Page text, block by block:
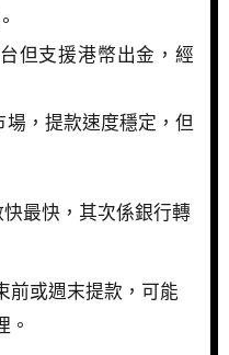
但支援港幣出金，經
場，提款速度穩定，但
快最快，其次係銀行轉
前或週末提款，可能
。